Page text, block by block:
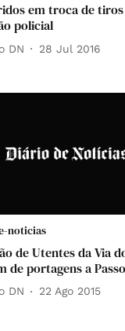
em troca de
policial
DN 28 Jul 2016
noticias
de Utentes da Via
de portagens a
DN 22 Ago 2015